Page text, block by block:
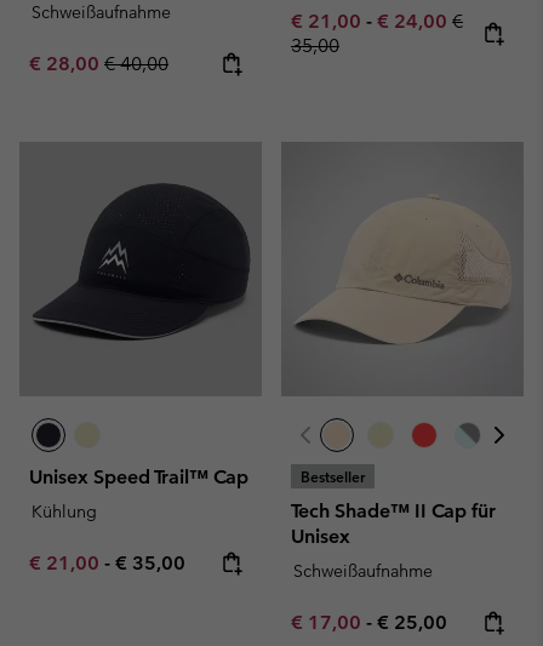
Schweißaufnahme
Sale price:
€ 28,00 Regular price:
€ 40,00
Minimum sale price:
€ 21,00 - Maximum sale
€ 24,00 Regular
€
35,00
Unisex Speed Trail™ Cap
Kühlung
Minimum sale price:
€ 21,00 - Maximum price:
€ 35,00
Bestseller
Tech Shade™ II Cap für
Unisex
Schweißaufnahme
Minimum sale price:
€ 17,00 - Maximum price:
€ 25,00